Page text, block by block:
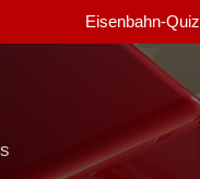
Eisenbahn-Quiz